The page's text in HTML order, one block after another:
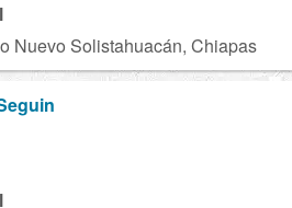
Nuevo Solistahuacán, Chiapas